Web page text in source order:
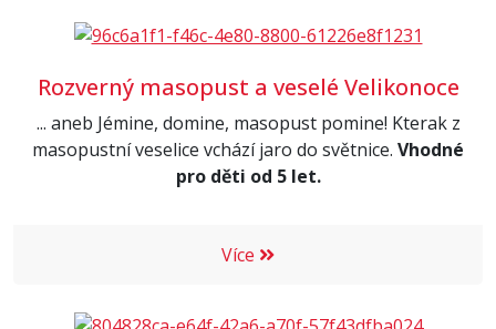
Rozverný masopust a veselé Velikonoce
... aneb Jémine, domine, masopust pomine! Kterak z
masopustní veselice vchází jaro do světnice. Vhodné
pro děti od 5 let.
Více